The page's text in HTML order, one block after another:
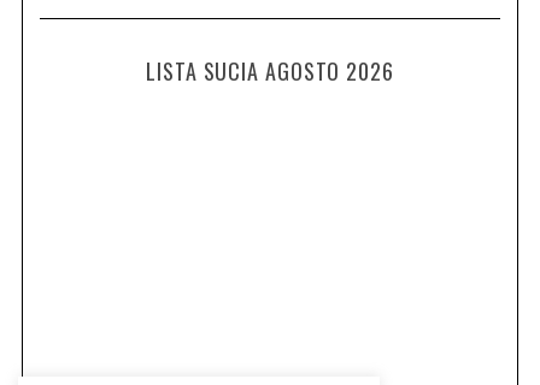
LISTA SUCIA AGOSTO 2026